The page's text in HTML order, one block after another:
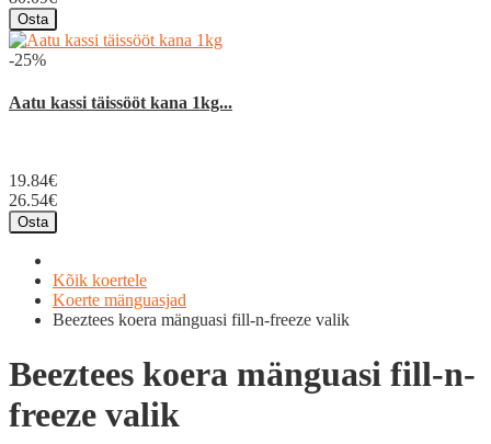
Osta
-25%
Aatu kassi täissööt kana 1kg...
19.84€
26.54€
Osta
Kõik koertele
Koerte mänguasjad
Beeztees koera mänguasi fill-n-freeze valik
Beeztees koera mänguasi fill-n-
freeze valik